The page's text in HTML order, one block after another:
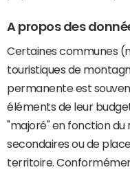
A propos des
Certaines communes
touristiques de
permanente est
éléments de leur
"majoré" en fonction
secondaires ou de
territoire.